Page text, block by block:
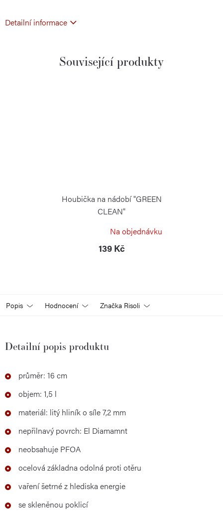
Detailní informace
Související produkty
Houbička na nádobí "GREEN
CLEAN"
Na objednávku
139 Kč
Popis Hodnocení Značka Risoli
Detailní popis produktu
průměr: 16 cm
objem: 1,5 l
materiál: litý hliník o síle 7,2 mm
nepřilnavý povrch: El Diamamnt
neobsahuje PFOA
ocelová základna odolná proti otěru
vaření šetrné z hlediska energie
se skleněnou poklicí